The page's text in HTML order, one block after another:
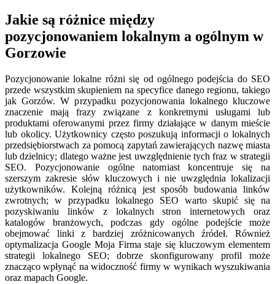
Jakie są różnice między
pozycjonowaniem lokalnym a ogólnym w
Gorzowie
Pozycjonowanie lokalne różni się od ogólnego podejścia do SEO
przede wszystkim skupieniem na specyfice danego regionu, takiego
jak Gorzów. W przypadku pozycjonowania lokalnego kluczowe
znaczenie mają frazy związane z konkretnymi usługami lub
produktami oferowanymi przez firmy działające w danym mieście
lub okolicy. Użytkownicy często poszukują informacji o lokalnych
przedsiębiorstwach za pomocą zapytań zawierających nazwę miasta
lub dzielnicy; dlatego ważne jest uwzględnienie tych fraz w strategii
SEO. Pozycjonowanie ogólne natomiast koncentruje się na
szerszym zakresie słów kluczowych i nie uwzględnia lokalizacji
użytkowników. Kolejną różnicą jest sposób budowania linków
zwrotnych; w przypadku lokalnego SEO warto skupić się na
pozyskiwaniu linków z lokalnych stron internetowych oraz
katalogów branżowych, podczas gdy ogólne podejście może
obejmować linki z bardziej zróżnicowanych źródeł. Również
optymalizacja Google Moja Firma staje się kluczowym elementem
strategii lokalnego SEO; dobrze skonfigurowany profil może
znacząco wpłynąć na widoczność firmy w wynikach wyszukiwania
oraz mapach Google.